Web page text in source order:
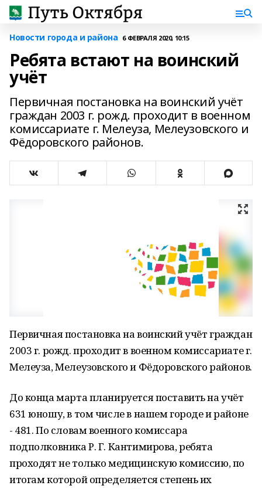
Новости города и района 6 ФЕВРАЛЯ 2020, 10:15
Ребята встают на воинский
учёт
Первичная постановка на воинский учёт
граждан 2003 г. рожд. проходит в военном
комиссариате г. Мелеуза, Мелеузовского и
Фёдоровского районов.
Первичная постановка на воинский учёт граждан
2003 г. рожд. проходит в военном комиссариате г.
Мелеуза, Мелеузовского и Фёдоровского районов.
До конца марта планируется поставить на учёт
631 юношу, в том числе в нашем городе и районе
- 481. По словам военного комиссара
подполковника Р. Г. Кантимирова, ребята
проходят не только медицинскую комиссию, по
итогам которой определяется степень их